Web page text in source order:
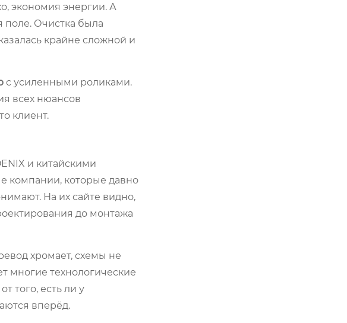
экономия энергии. А
поле. Очистка была
крайне сложной и
с усиленными роликами.
всех нюансов
клиент.
и китайскими
компании, которые давно
На их сайте видно,
до монтажа
хромает, схемы не
многие технологические
того, есть ли у
вперёд.